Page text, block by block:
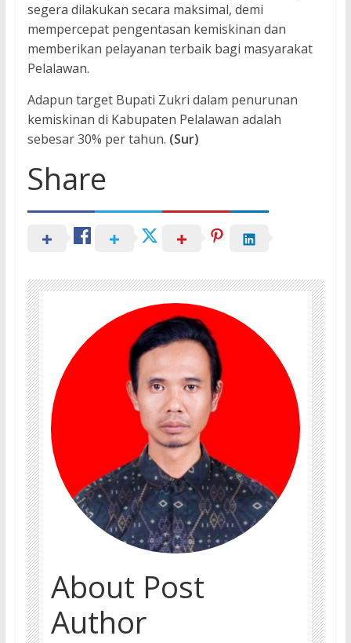
segera dilakukan secara maksimal, demi
mempercepat pengentasan kemiskinan dan
memberikan pelayanan terbaik bagi masyarakat
Pelalawan.
Adapun target Bupati Zukri dalam penurunan
kemiskinan di Kabupaten Pelalawan adalah
sebesar 30% per tahun. (Sur)
Share
About Post
Author